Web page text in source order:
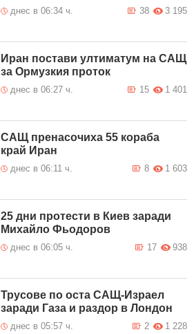
днес в 06:34 ч. 3 195
38
Иран постави ултиматум на САЩ
за Ормузкия проток
днес в 06:27 ч. 1 401
15
САЩ пренасочиха 55 кораба
край Иран
днес в 06:11 ч. 1 603
8
25 дни протести в Киев заради
Михайло Фьодоров
днес в 06:05 ч. 938
17
Трусове по оста САЩ-Израел
заради Газа и раздор в Лондон
днес в 05:57 ч. 1 228
2